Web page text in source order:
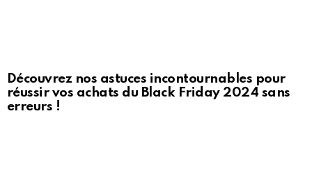
Découvrez nos astuces incontournables pour
réussir vos achats du Black Friday 2024 sans
erreurs !